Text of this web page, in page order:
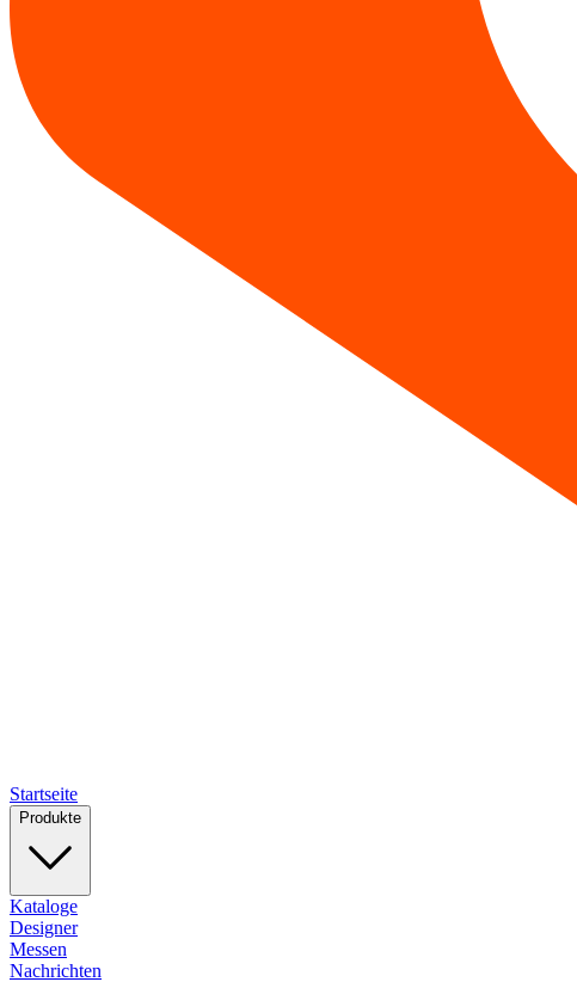
Startseite
Produkte
Kataloge
Designer
Messen
Nachrichten